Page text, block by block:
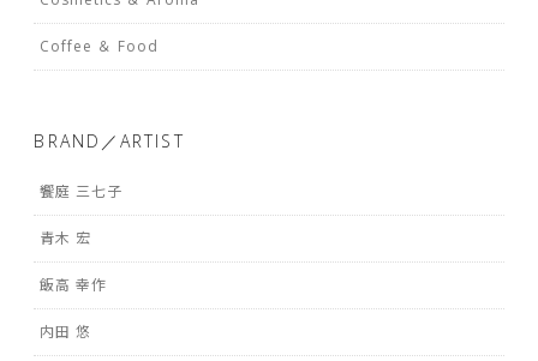
Coffee ＆ Food
BRAND／ARTIST
饗庭 三七子
青木 宏
飯高 幸作
内田 悠